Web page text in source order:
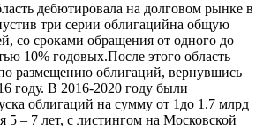
дебютировала на долговом рынке в
три серии облигацийна общую
со сроками обращения от одного до
10% годовых.После этого область
размещению облигаций, вернувшись
году. В 2016-2020 году были
облигаций на сумму от 1до 1.7 млрд
5 – 7 лет, с листингом на Московской